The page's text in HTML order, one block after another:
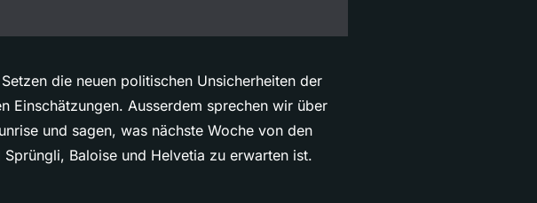
die neuen politischen Unsicherheiten der
Einschätzungen. Ausserdem sprechen wir über
und sagen, was nächste Woche von den
Baloise und Helvetia zu erwarten ist.